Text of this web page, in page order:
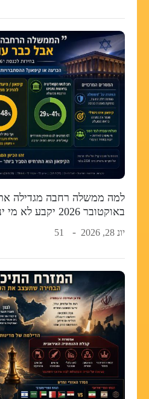
למה ממשלה רחבה מגדילה את
באוקטובר 2026 יקבע לא מי ינצח, אלא מי לא יוחלף
יונ 28, 2026 51